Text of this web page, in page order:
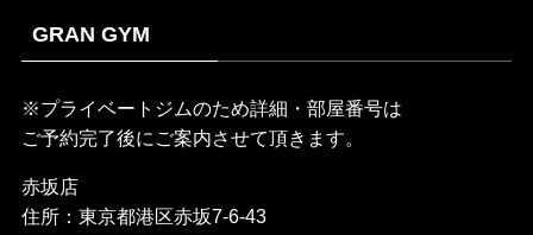
GRAN GYM
※プライベートジムのため詳細・部屋番号は
ご予約完了後にご案内させて頂きます。
赤坂店
住所：東京都港区赤坂7-6-43